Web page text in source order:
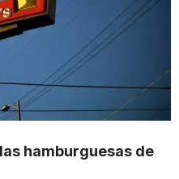
hamburguesas de